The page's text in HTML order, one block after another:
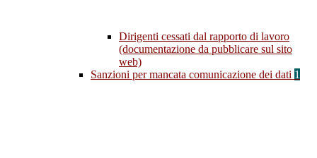
Dirigenti cessati dal rapporto di lavoro
(documentazione da pubblicare sul sito
web)
Sanzioni per mancata comunicazione dei dati 1